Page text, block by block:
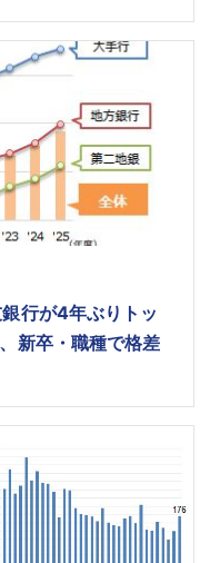
行が4年ぶりトッ
新卒・職種で格差